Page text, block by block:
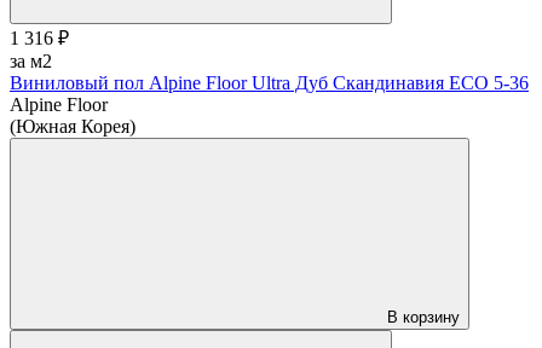
1 316 ₽
за м2
Виниловый пол Alpine Floor Ultra Дуб Скандинавия ЕСО 5-36
Alpine Floor
(Южная Корея)
В корзину